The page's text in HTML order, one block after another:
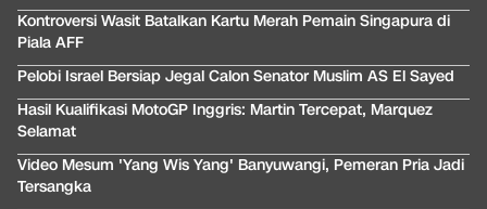
Kontroversi Wasit Batalkan Kartu Merah Pemain Singapura di
Piala AFF
Pelobi Israel Bersiap Jegal Calon Senator Muslim AS El Sayed
Hasil Kualifikasi MotoGP Inggris: Martin Tercepat, Marquez
Selamat
Video Mesum 'Yang Wis Yang' Banyuwangi, Pemeran Pria Jadi
Tersangka